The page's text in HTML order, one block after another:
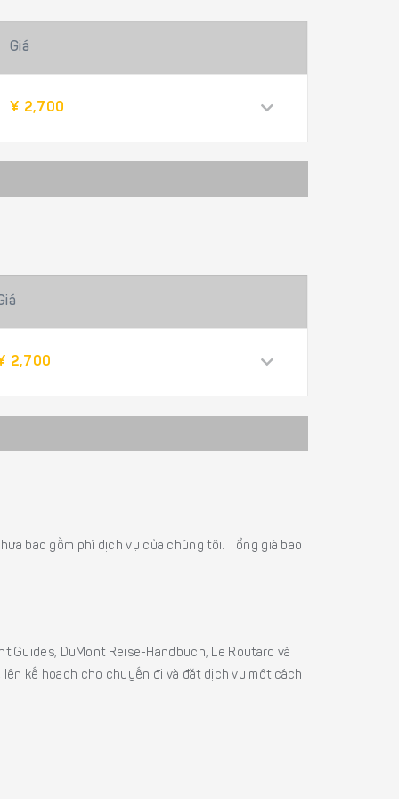
Giá
¥ 2,700
2,700
bao gồm phí dịch vụ của chúng tôi. Tổng giá bao
Guides, DuMont Reise-Handbuch, Le Routard và
kế hoạch cho chuyến đi và đặt dịch vụ một cách